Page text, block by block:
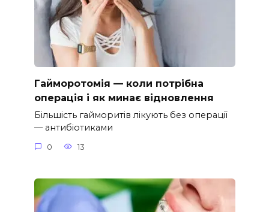
Гайморотомія — коли потрібна
операція і як минає відновлення
Більшість гайморитів лікують без операції
— антибіотиками
0 13